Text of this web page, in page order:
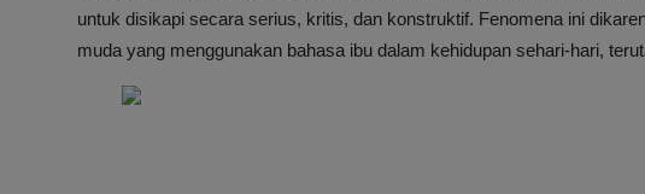
untuk disikapi secara serius, kritis, dan konstruktif. Fenomena ini
muda yang menggunakan bahasa ibu dalam kehidupan sehari-hari,